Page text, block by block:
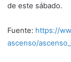
de este sábado.
Fuente: https://
ascenso/